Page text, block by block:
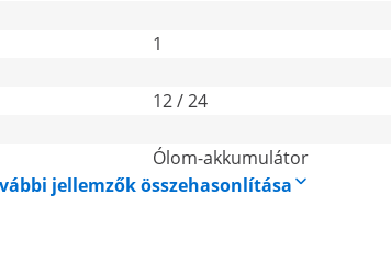
1
12 / 24
Ólom-akkumulátor
jellemzők összehasonlítása